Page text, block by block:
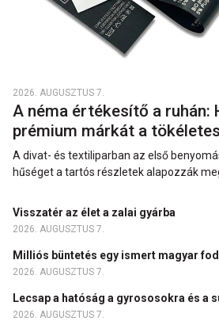
2026. AUGUSZTUS 7.
A néma értékesítő a ruhán:
prémium márkát a
A divat- és textiliparban az első
hűséget a tartós részletek alapozzák
Visszatér az élet a zalai gyárba
2026. AUGUSZTUS 7.
Milliós büntetés egy ismert magyar
2026. AUGUSZTUS 7.
Lecsap a hatóság a gyrososokra és a
2026. AUGUSZTUS 7.